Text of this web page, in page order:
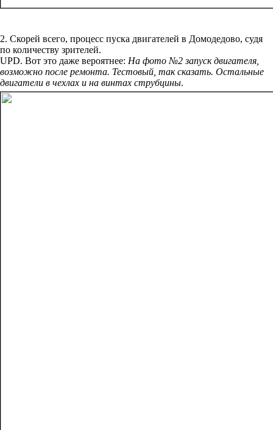
2. Скорей всего, процесс пуска двигателей в Домодедово, судя
по количеству зрителей.
UPD. Вот это даже вероятнее: На фото №2 запуск двигателя,
возможно после ремонта. Тестовый, так сказать. Остальные
двигатели в чехлах и на винтах струбцины.